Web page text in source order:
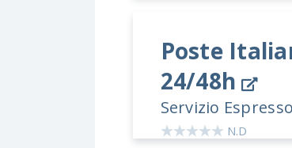
Poste
24/48h
Servizio
N.D